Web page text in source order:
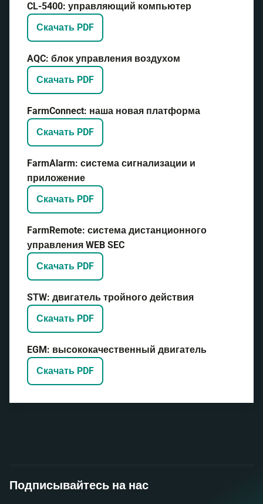
CL-5400: управляющий компьютер
Скачать PDF
AQC: блок управления воздухом
Скачать PDF
FarmConnect: наша новая платформа
Скачать PDF
FarmAlarm: система сигнализации и
приложение
Скачать PDF
FarmRemote: система дистанционного
управления WEB SEC
Скачать PDF
STW: двигатель тройного действия
Скачать PDF
EGM: высококачественный двигатель
Скачать PDF
Подписывайтесь на нас